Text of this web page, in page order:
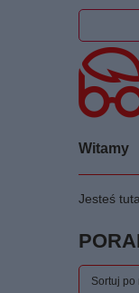
Witamy
Jesteś
Zmień
Sortuj po